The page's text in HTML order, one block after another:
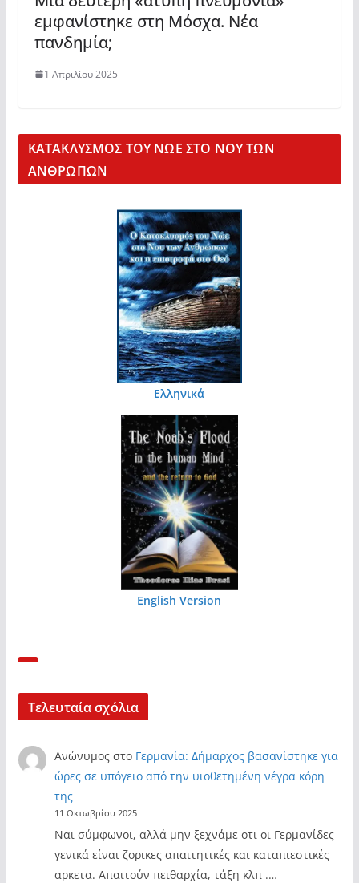
εμφανίστηκε στη Μόσχα. Νέα
πανδημία;
1 Απριλίου 2025
KΑΤΑΚΛΥΣΜΟΣ ΤΟΥ ΝΩΕ ΣΤΟ ΝΟΥ ΤΩΝ
ΑΝΘΡΩΠΩΝ
Ελληνικά
English Version
Τελευταία σχόλια
Ανώνυμος στο Γερμανία: Δήμαρχος βασανίστηκε για
ώρες σε υπόγειο από την υιοθετημένη νέγρα κόρη
της
11 Οκτωβρίου 2025
Ναι σύμφωνοι, αλλά μην ξεχνάμε οτι οι Γερμανίδες
γενικά είναι ζορικες απαιτητικές και καταπιεστικές
αρκετα. Απαιτούν πειθαρχία, τάξη κλπ .…